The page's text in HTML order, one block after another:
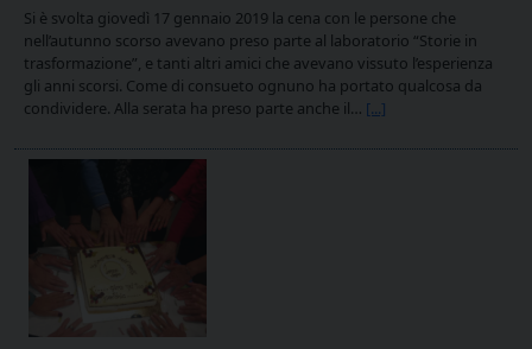
Si è svolta giovedì 17 gennaio 2019 la cena con le persone che
nell’autunno scorso avevano preso parte al laboratorio “Storie in
trasformazione”, e tanti altri amici che avevano vissuto l’esperienza
gli anni scorsi. Come di consueto ognuno ha portato qualcosa da
condividere. Alla serata ha preso parte anche il… [...]